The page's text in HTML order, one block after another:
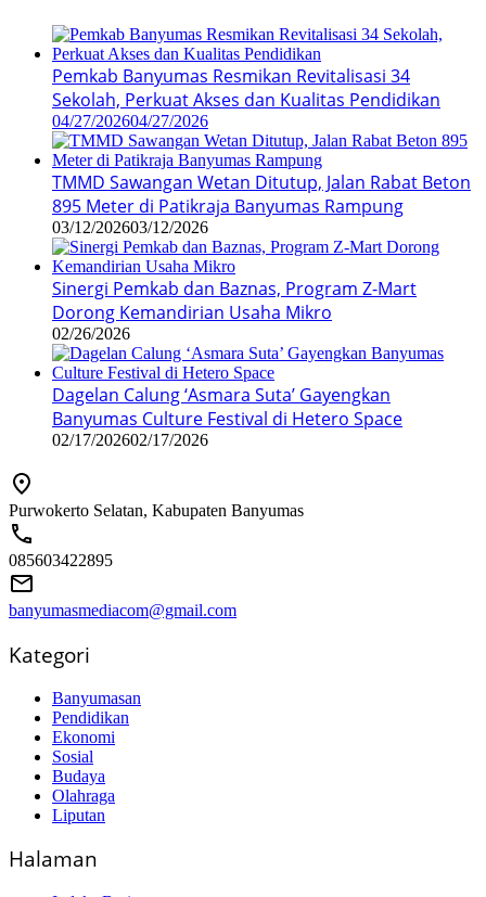
Pemkab Banyumas Resmikan Revitalisasi 34
Sekolah, Perkuat Akses dan Kualitas Pendidikan
04/27/202604/27/2026
TMMD Sawangan Wetan Ditutup, Jalan Rabat Beton
895 Meter di Patikraja Banyumas Rampung
03/12/202603/12/2026
Sinergi Pemkab dan Baznas, Program Z-Mart
Dorong Kemandirian Usaha Mikro
02/26/2026
Dagelan Calung ‘Asmara Suta’ Gayengkan
Banyumas Culture Festival di Hetero Space
02/17/202602/17/2026
Purwokerto Selatan, Kabupaten Banyumas
085603422895
banyumasmediacom@gmail.com
Kategori
Banyumasan
Pendidikan
Ekonomi
Sosial
Budaya
Olahraga
Liputan
Halaman